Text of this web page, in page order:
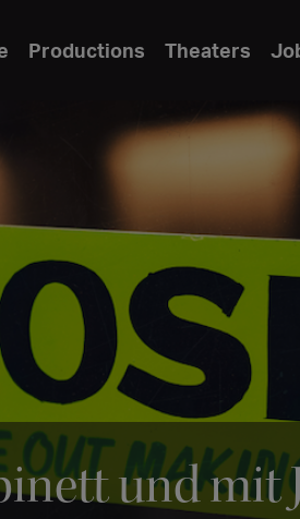
Productions Theaters
und mit